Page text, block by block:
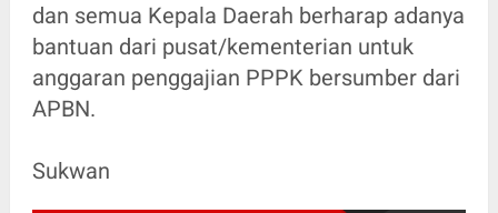
dan semua Kepala Daerah berharap adanya
bantuan dari pusat/kementerian untuk
anggaran penggajian PPPK bersumber dari
APBN.
Sukwan